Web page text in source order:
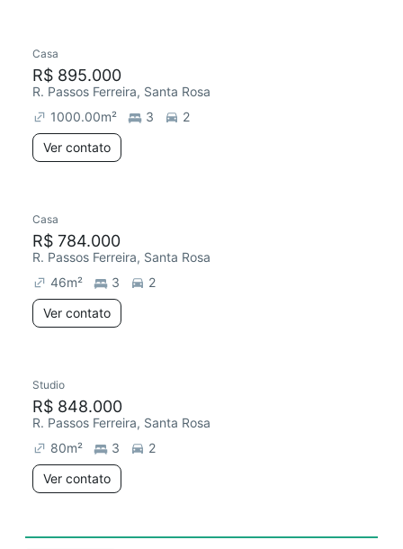
Casa
R$ 895.000
R. Passos Ferreira, Santa Rosa
1000.00m² 3
2
Ver contato
Casa
R$ 784.000
R. Passos Ferreira, Santa Rosa
46m² 3
2
Ver contato
Studio
R$ 848.000
R. Passos Ferreira, Santa Rosa
80m² 3
2
Ver contato